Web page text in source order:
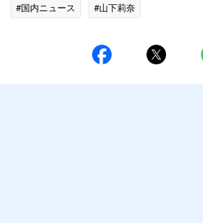
#国内ニュース #山下莉奈